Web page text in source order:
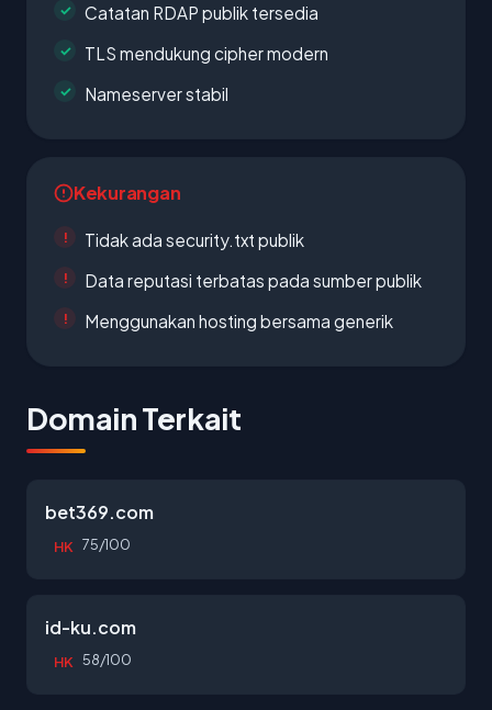
Catatan RDAP publik tersedia
TLS mendukung cipher modern
Nameserver stabil
Kekurangan
Tidak ada security.txt publik
Data reputasi terbatas pada sumber publik
Menggunakan hosting bersama generik
Domain Terkait
bet369.com
HK 75/100
id-ku.com
HK 58/100